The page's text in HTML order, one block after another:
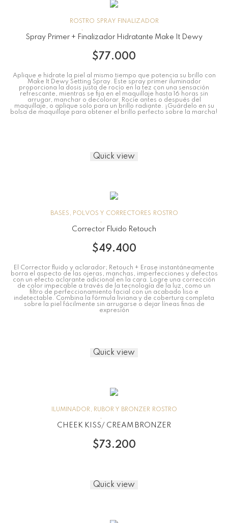
ROSTRO SPRAY FINALIZADOR
Spray Primer + Finalizador Hidratante Make It Dewy
$77.000
Aplique e hidrate la piel al mismo tiempo que potencia su brillo con
Make It Dewy Setting Spray. Este spray primer iluminador
proporciona la dosis justa de rocío en la tez con una sensación
refrescante, mientras se fija en el maquillaje hasta 16 horas sin
arrugar, manchar o decolorar. Rocíe antes o después del
maquillaje, o aplique solo para un brillo radiante. ¡Guárdelo en su
bolsa de maquillaje para obtener el brillo perfecto sobre la marcha!
Quick view
BASES, POLVOS Y CORRECTORES ROSTRO
Corrector Fluido Retouch
$49.400
El Corrector fluido y aclarador; Retouch + Erase instantáneamente
borra el aspecto de las ojeras, manchas, imperfecciones y defectos
con un efecto aclarante adicional en la cara. Logre una corrección
de color impecable a través de la tecnología de la luz, como un
filtro de perfeccionamiento facial con un acabado liso e
indetectable. Combina la fórmula liviana y de cobertura completa
sobre la piel fácilmente sin arrugarse o dejar líneas finas de
expresión
Quick view
ILUMINADOR, RUBOR Y BRONZER ROSTRO
CHEEK KISS/ CREAM BRONZER
$73.200
Quick view